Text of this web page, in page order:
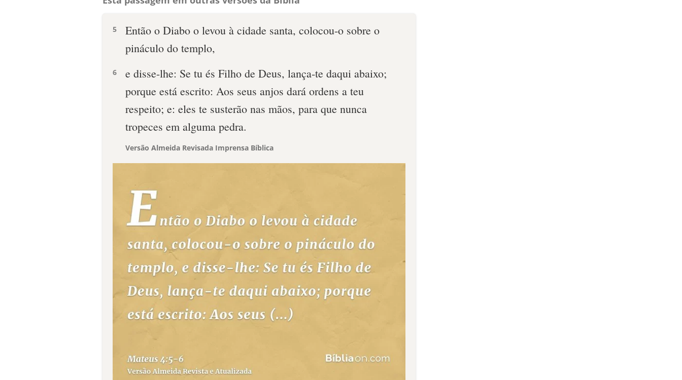
5
Então o Diabo o levou à cidade santa, colocou-o sobre o
pináculo do templo,
6
e disse-lhe: Se tu és Filho de Deus, lança-te daqui abaixo;
porque está escrito: Aos seus anjos dará ordens a teu
respeito; e: eles te susterão nas mãos, para que nunca
tropeces em alguma pedra.
Versão Almeida Revisada Imprensa Bíblica